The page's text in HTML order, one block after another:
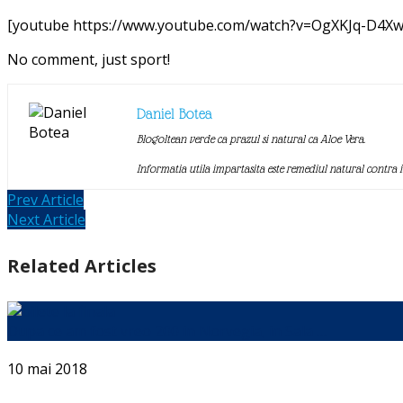
[youtube https://www.youtube.com/watch?v=OgXKJq-
No comment, just sport!
Daniel Botea
Blogoltean verde ca prazul si natural ca Aloe Vera.
Informatia utila impartasita este remediul natural contra
Prev Article
Next Article
Related Articles
10 mai 2018